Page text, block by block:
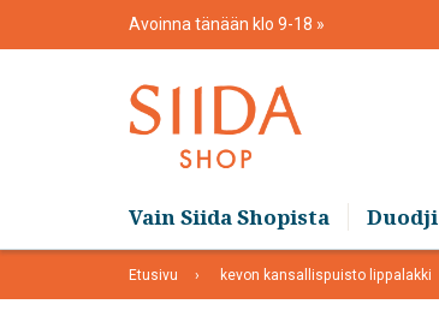
Avoinna tänään klo 9-18
Vain Siida Shopista Duodji
Etusivu kevon kansallispuisto lippalakki